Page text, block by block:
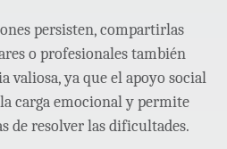
persisten, compartirlas
o profesionales también
valiosa, ya que el apoyo social
carga emocional y permite
de resolver las dificultades.